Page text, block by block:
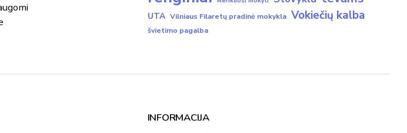
UTA Vilniaus Filaretų pradinė mokykla Vokiečių kalba
švietimo pagalba
INFORMACIJA